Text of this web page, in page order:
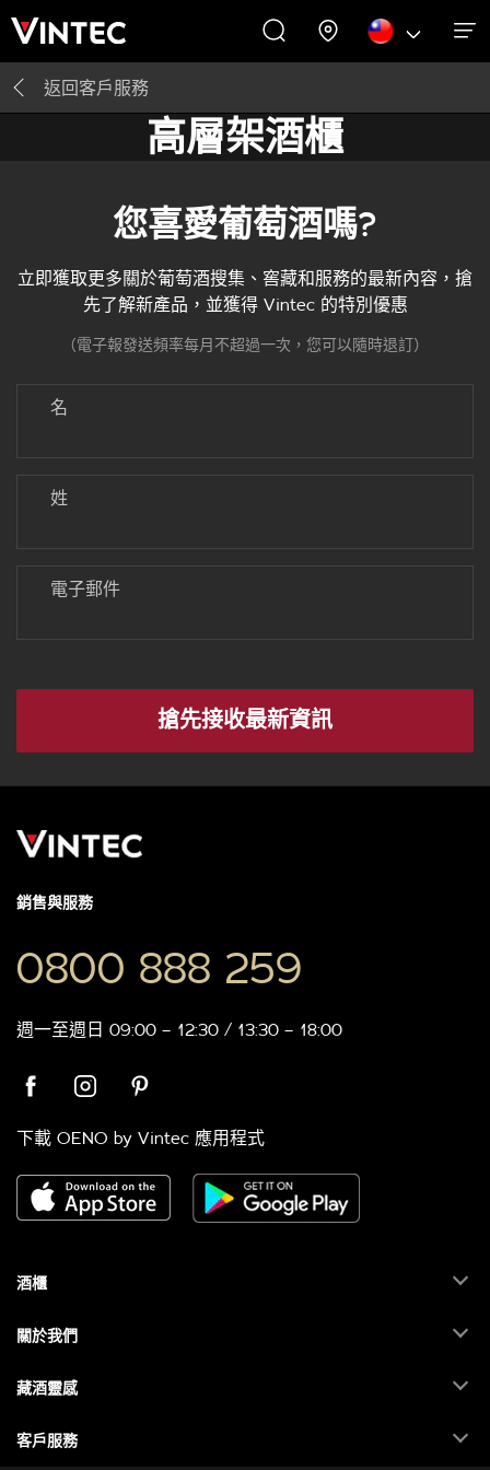
返回​客戶服務
高層架酒櫃
您喜愛葡萄酒嗎?
立即獲取更多關於葡萄酒搜集、窖藏和服務的最新內容，搶
先了解新產品，並獲得 Vintec 的特別優惠
（電子報發送頻率每月不超過一次，您可以隨時退訂​）
名
姓
電子郵件
搶先接收最新資訊​
銷售與服務
0800 888 259
週一至週日 09:00 – 12:30 / 13:30 – 18:00
下載 OENO by Vintec 應用程式
酒櫃
關於我們
藏酒靈感
客戶服務